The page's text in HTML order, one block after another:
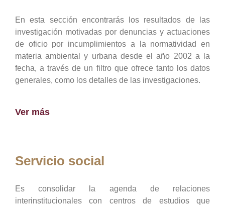
En esta sección encontrarás los resultados de las
investigación motivadas por denuncias y actuaciones
de oficio por incumplimientos a la normatividad en
materia ambiental y urbana desde el año 2002 a la
fecha, a través de un filtro que ofrece tanto los datos
generales, como los detalles de las investigaciones.
Ver más
Servicio social
Es consolidar la agenda de relaciones
interinstitucionales con centros de estudios que